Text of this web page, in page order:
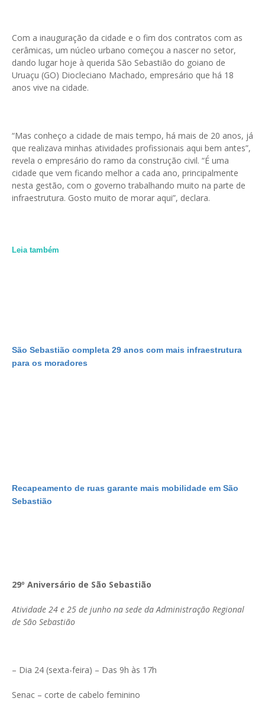
Com a inauguração da cidade e o fim dos contratos com as
cerâmicas, um núcleo urbano começou a nascer no setor,
dando lugar hoje à querida São Sebastião do goiano de
Uruaçu (GO) Diocleciano Machado, empresário que há 18
anos vive na cidade.
“Mas conheço a cidade de mais tempo, há mais de 20 anos, já
que realizava minhas atividades profissionais aqui bem antes”,
revela o empresário do ramo da construção civil. “É uma
cidade que vem ficando melhor a cada ano, principalmente
nesta gestão, com o governo trabalhando muito na parte de
infraestrutura. Gosto muito de morar aqui”, declara.
Leia também
São Sebastião completa 29 anos com mais infraestrutura
para os moradores
Recapeamento de ruas garante mais mobilidade em São
Sebastião
29º Aniversário de São Sebastião
Atividade 24 e 25 de junho na sede da Administração Regional
de São Sebastião
– Dia 24 (sexta-feira) – Das 9h às 17h
Senac – corte de cabelo feminino